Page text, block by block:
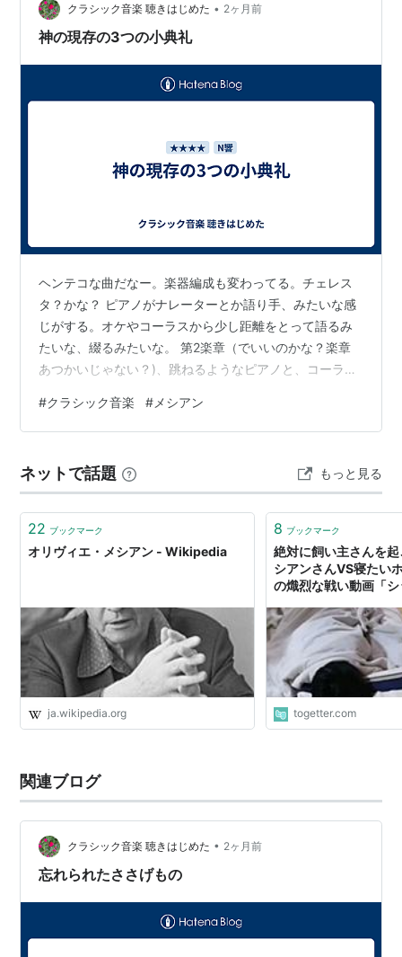
クラシック音楽 聴きはじめた • 2ヶ月前
神の現存の3つの小典礼
ヘンテコな曲だなー。楽器編成も変わってる。チェレス
タ？かな？ ピアノがナレーターとか語り手、みたいな感
じがする。オケやコーラスから少し距離をとって語るみ
たいな、綴るみたいな。 第2楽章（でいいのかな？楽章
あつかいじゃない？)、跳ねるようなピアノと、コーラス
切迫して訴えるような感じの圧があって、ソプラノの高
音がヒステリックすれすれのヤバい圧。 出た、オンド・
愉快な音だな〜。 喧騒。なんだこれおもろー！ みんな好
き勝手鳴らしてとっちらかってるように聴こえる。と思
ったら、ピタッ！と止まる。 第3楽章…
#クラシック音楽 # メシアン
ネットで話題 もっと見る
22 ブックマーク
オリヴィエ・メシアン - Wikipedia
ja.wikipedia.org
8 ブックマーク
絶対に飼い主さんを
シアンさんVS寝たい
の熾烈な戦い動画「
togetter.com
関連ブログ
クラシック音楽 聴きはじめた • 2ヶ月前
忘れられたささげもの